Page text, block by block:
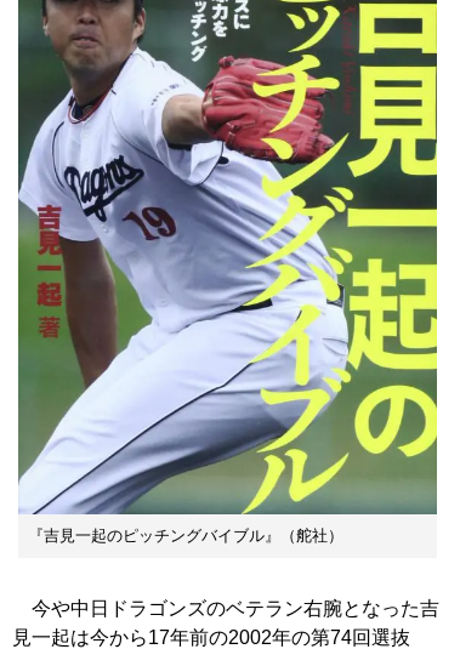
『吉見一起のピッチングバイブル』（舵社）
今や中日ドラゴンズのベテラン右腕となった吉
見一起は今から17年前の2002年の第74回選抜